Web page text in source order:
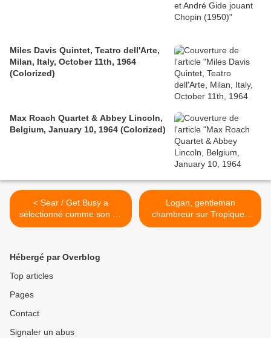
Miles Davis Quintet, Teatro dell'Arte,
Milan, Italy, October 11th, 1964
(Colorized)
Max Roach Quartet & Abbey Lincoln,
Belgium, January 10, 1964 (Colorized)
< Sear / Get Busy a
sélectionné comme son du
jour... Semaine vacances
Logan, gentleman
chambreur sur Tropiques
FM >
Hébergé par Overblog
Top articles
Pages
Contact
Signaler un abus